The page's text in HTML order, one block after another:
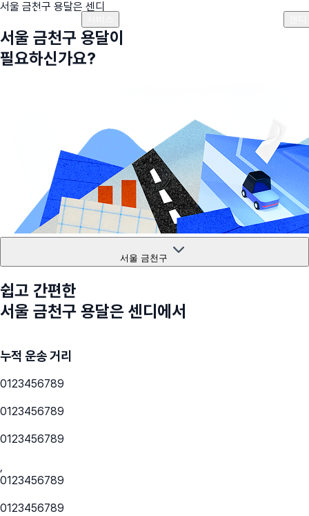
서울 금천구 용달은 센디
서울 금천구 용달이
필요하신가요?
서울 금천구
쉽고 간편한
서울 금천구 용달은 센디에서
누적 운송 거리
0123456789
0123456789
0123456789
,
0123456789
0123456789